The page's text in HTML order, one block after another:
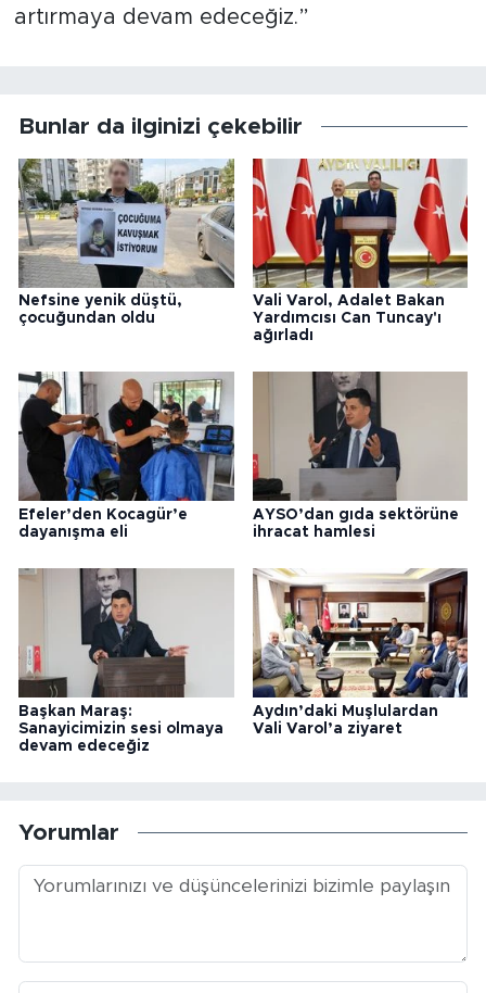
artırmaya devam edeceğiz.”
Bunlar da ilginizi çekebilir
Nefsine yenik düştü,
çocuğundan oldu
Vali Varol, Adalet Bakan
Yardımcısı Can Tuncay'ı
ağırladı
Efeler’den Kocagür’e
dayanışma eli
AYSO’dan gıda sektörüne
ihracat hamlesi
Başkan Maraş:
Sanayicimizin sesi olmaya
devam edeceğiz
Aydın’daki Muşlulardan
Vali Varol’a ziyaret
Yorumlar